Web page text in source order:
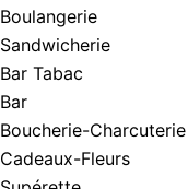
Boulangerie
Sandwicherie
Bar Tabac
Bar
Boucherie-Charcuterie
Cadeaux-Fleurs